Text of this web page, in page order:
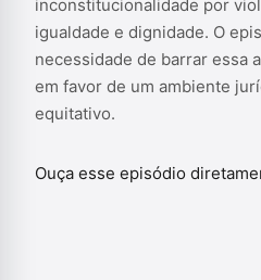
inconstitucionalidade por
igualdade e dignidade. O
necessidade de barrar essa
em favor de um ambiente
equitativo.
Ouça esse episódio